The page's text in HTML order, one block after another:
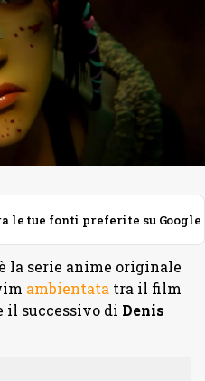
le tue fonti preferite su Google
è la serie anime originale
ambientata tra il film
il successivo di Denis